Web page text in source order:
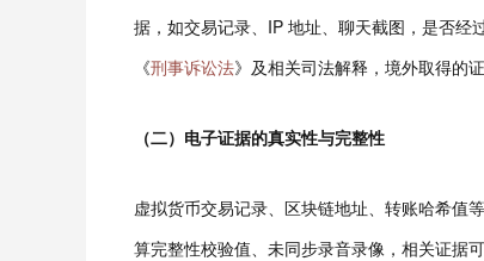
据，如交易记录、IP 地址、聊天截图，是否
《刑事诉讼法》及相关司法解释，境外取得的
（二）电子证据的真实性与完整性
虚拟货币交易记录、区块链地址、转账哈希值
算完整性校验值、未同步录音录像，相关证据